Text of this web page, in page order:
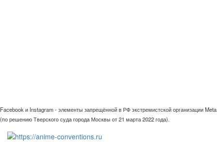
Facebook и Instagram - элементы запрещённой в РФ экстремистской организации Meta
(по решению Тверского суда города Москвы от 21 марта 2022 года).